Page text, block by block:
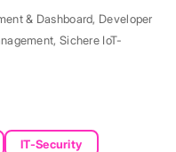
& Dashboard, Developer
, Sichere IoT-
IT-Security